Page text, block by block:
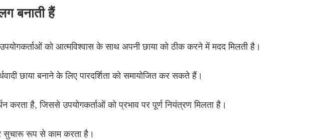
बनाती हैं
को आत्मविश्वास के साथ अपनी छाया को ठीक करने में मदद मिलती है।
छाया बनाने के लिए पारदर्शिता को समायोजित कर सकते हैं।
करता है, जिससे उपयोगकर्ताओं को प्रभाव पर पूर्ण नियंत्रण मिलता है।
सुचारू रूप से काम करता है।